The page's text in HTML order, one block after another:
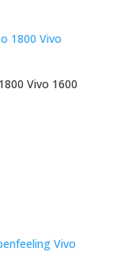
Vivo 1600